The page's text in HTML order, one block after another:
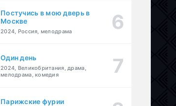
Постучись в мою дверь в
Москве
2024, Россия, мелодрама
Один день
2024, Великобритания, драма,
мелодрама, комедия
Парижские фурии